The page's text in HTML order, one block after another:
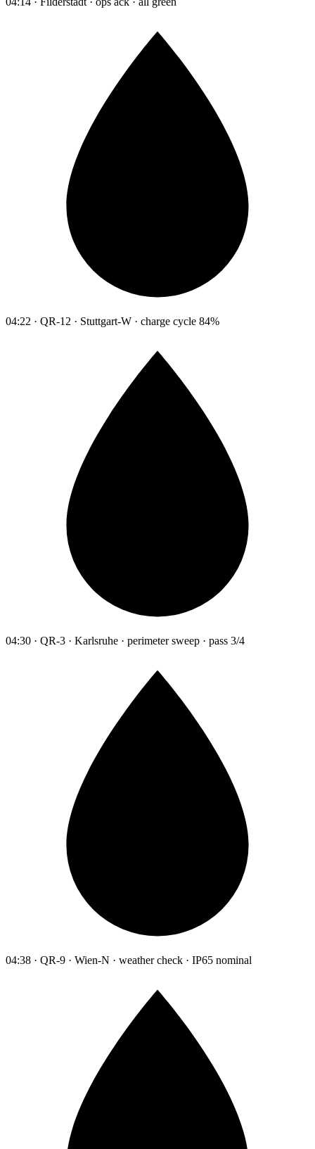
04:22 · QR-12 · Stuttgart-W · charge cycle 84%
04:30 · QR-3 · Karlsruhe · perimeter sweep · pass 3/4
04:38 · QR-9 · Wien-N · weather check · IP65 nominal